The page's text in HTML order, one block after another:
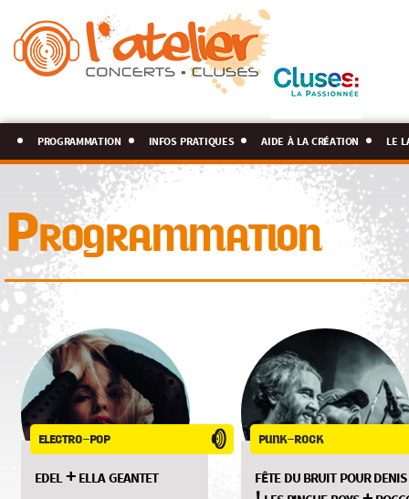
programmation infos pratiques aide à la création le
Programmation
electro-pop
edel + ella geantet
punk-rock
fête du bruit pour denis